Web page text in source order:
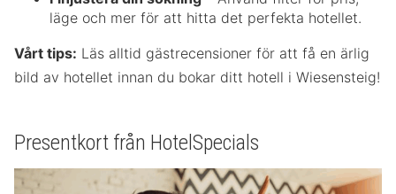
läge och mer för att hitta det perfekta hotellet.
Vårt tips: Läs alltid gästrecensioner för att få en ärlig
bild av hotellet innan du bokar ditt hotell i Wiesensteig!
Presentkort från HotelSpecials